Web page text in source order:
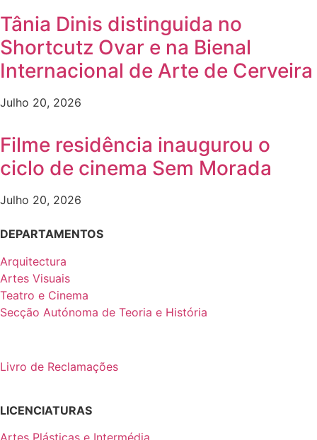
Tânia Dinis distinguida no
Shortcutz Ovar e na Bienal
Internacional de Arte de Cerveira
Julho 20, 2026
Filme residência inaugurou o
ciclo de cinema Sem Morada
Julho 20, 2026
DEPARTAMENTOS
Arquitectura
Artes Visuais
Teatro e Cinema
Secção Autónoma de Teoria e História
Livro de Reclamações
LICENCIATURAS